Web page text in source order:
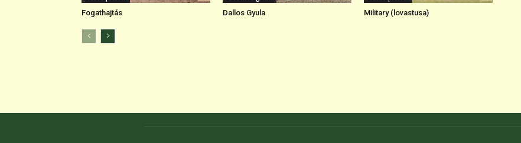
Fogathajtás Dallos Gyula Military (lovastusa)